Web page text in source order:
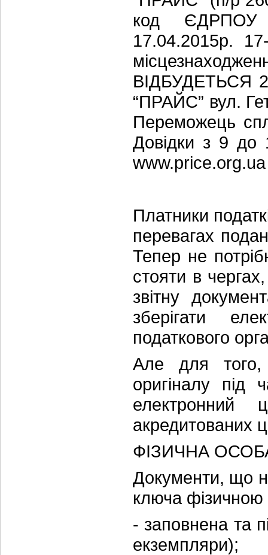
код
17.04.2015р.
ВІДБУДЕТЬСЯ
“ПРАЙС” вул.
Переможець
Довідки з 9 до
www.price.org.ua
Платники
перевагах
Тепер не
стояти в
звітну
зберігати
податкового
Але для того,
оригіналу під
акредитованих
ФІЗИЧНА
Документи, що
ключа
- заповнена та
екземпляри);